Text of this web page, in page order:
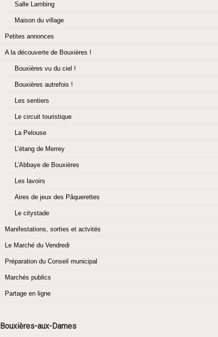
Salle Lambing
Maison du village
Petites annonces
A la découverte de Bouxières !
Bouxières vu du ciel !
Bouxières autrefois !
Les sentiers
Le circuit touristique
La Pelouse
L’étang de Merrey
L’Abbaye de Bouxières
Les lavoirs
Aires de jeux des Pâquerettes
Le citystade
Manifestations, sorties et actvités
Le Marché du Vendredi
Préparation du Conseil municipal
Marchés publics
Partage en ligne
Bouxières-aux-Dames